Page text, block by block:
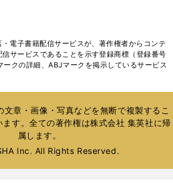
く
ド
ウ
で
ィ
ン
ド
開
く
電子書籍配信サービスが、著作権者からコンテ
サービスであることを示す登録商標（登録番号
クの詳細、ABJマークを掲示しているサービス
文章・画像・写真などを無断で複製するこ
ます。全ての著作権は株式会社 集英社に帰
属します。
Inc. All Rights Reserved.